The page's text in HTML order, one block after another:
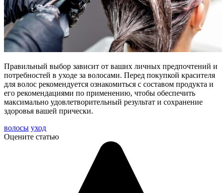
Правильный выбор зависит от ваших личных предпочтений и
потребностей в уходе за волосами. Перед покупкой красителя
для волос рекомендуется ознакомиться с составом продукта и
его рекомендациями по применению, чтобы обеспечить
максимально удовлетворительный результат и сохранение
здоровья вашей прически.
волосы уход
Оцените статью